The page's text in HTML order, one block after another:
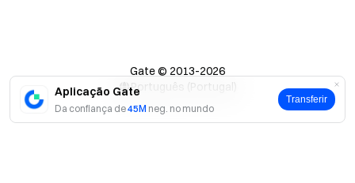
Aplicação Gate
Da confiança de45M neg. no mundo
Transferir
Gate © 2013-2026
Português (Portugal)